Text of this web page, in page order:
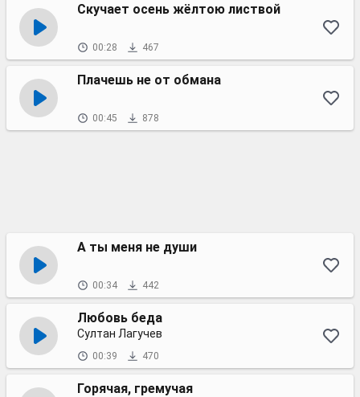
Скучает осень жёлтою листвой
00:28 467
Плачешь не от обмана
00:45 878
А ты меня не души
00:34 442
Любовь беда
Султан Лагучев
00:39 470
Горячая, гремучая